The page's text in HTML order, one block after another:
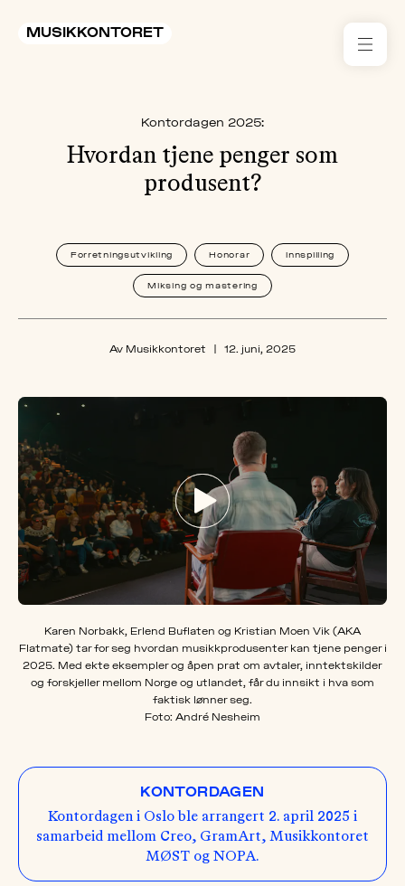
MUSIKKONTORET
Kontordagen 2025:
Hvordan tjene penger som
produsent?
Forretningsutvikling Honorar Innspilling
Miksing og mastering
Av Musikkontoret 12. juni, 2025
Karen Norbakk, Erlend Buflaten og Kristian Moen Vik (AKA
Flatmate) tar for seg hvordan musikkprodusenter kan tjene penger i
2025. Med ekte eksempler og åpen prat om avtaler, inntektskilder
og forskjeller mellom Norge og utlandet, får du innsikt i hva som
faktisk lønner seg.
Foto: André Nesheim
KONTORDAGEN
Kontordagen i Oslo ble arrangert 2. april 2025 i
samarbeid mellom Creo, GramArt, Musikkontoret
MØST og NOPA.